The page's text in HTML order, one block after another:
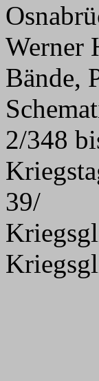
Werner
Bände,
2/348
39/